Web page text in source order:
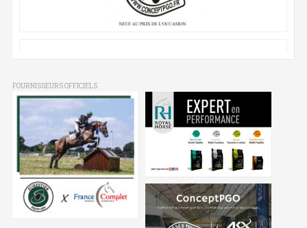
FOURNISSEURS OFFICIELS